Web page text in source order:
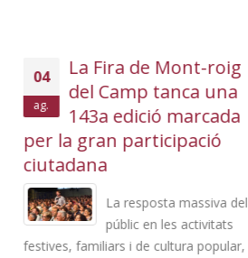
04
ag.
La Fira de Mont-roig
del Camp tanca una
143a edició marcada
per la gran participació
ciutadana
La resposta massiva del
públic en les activitats
festives, familiars i de cultura popular,